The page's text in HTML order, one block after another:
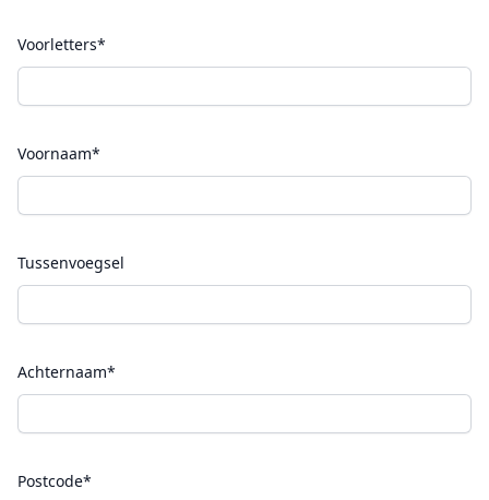
Voorletters*
Voornaam*
Tussenvoegsel
Achternaam*
Postcode*